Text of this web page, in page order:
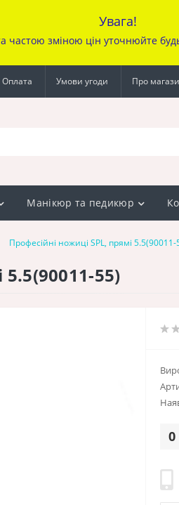
Увага!
частою зміною цін уточнюйте
Оплата Умови угоди Про
Манікюр та педикюр
Професійні ножиці SPL, прямі 5.5(90011-
55)
0